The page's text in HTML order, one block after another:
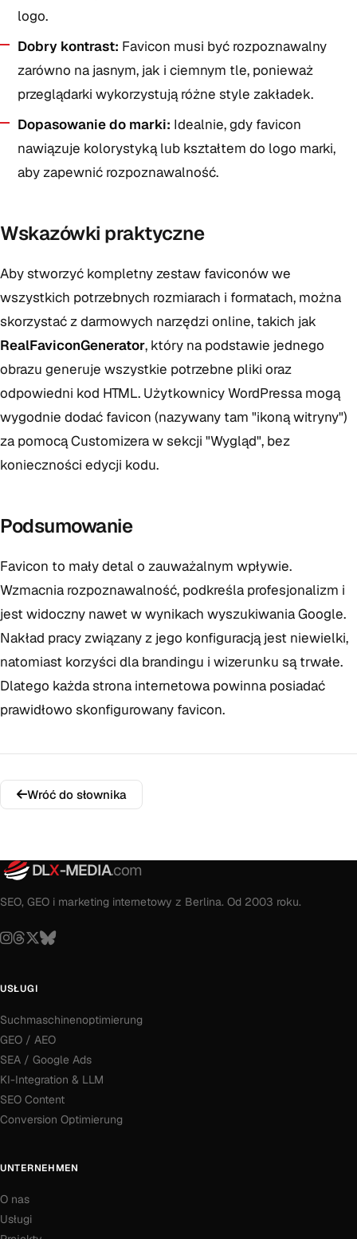
logo.
Dobry kontrast: Favicon musi być rozpoznawalny
zarówno na jasnym, jak i ciemnym tle, ponieważ
przeglądarki wykorzystują różne style zakładek.
Dopasowanie do marki: Idealnie, gdy favicon
nawiązuje kolorystyką lub kształtem do logo marki,
aby zapewnić rozpoznawalność.
Wskazówki praktyczne
Aby stworzyć kompletny zestaw faviconów we
wszystkich potrzebnych rozmiarach i formatach, można
skorzystać z darmowych narzędzi online, takich jak
RealFaviconGenerator, który na podstawie jednego
obrazu generuje wszystkie potrzebne pliki oraz
odpowiedni kod HTML. Użytkownicy WordPressa mogą
wygodnie dodać favicon (nazywany tam "ikoną witryny")
za pomocą Customizera w sekcji "Wygląd", bez
konieczności edycji kodu.
Podsumowanie
Favicon to mały detal o zauważalnym wpływie.
Wzmacnia rozpoznawalność, podkreśla profesjonalizm i
jest widoczny nawet w wynikach wyszukiwania Google.
Nakład pracy związany z jego konfiguracją jest niewielki,
natomiast korzyści dla brandingu i wizerunku są trwałe.
Dlatego każda strona internetowa powinna posiadać
prawidłowo skonfigurowany favicon.
Wróć do słownika
DLX-MEDIA.com
SEO, GEO i marketing internetowy z Berlina. Od 2003 roku.
USŁUGI
Suchmaschinenoptimierung
GEO / AEO
SEA / Google Ads
KI-Integration & LLM
SEO Content
Conversion Optimierung
UNTERNEHMEN
O nas
Usługi